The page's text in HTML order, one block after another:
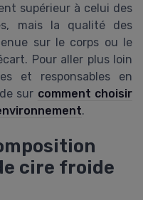
supérieur à celui des
mais la qualité des
sur le corps ou le
Pour aller plus loin
et responsables en
sur comment choisir
.
cire froide